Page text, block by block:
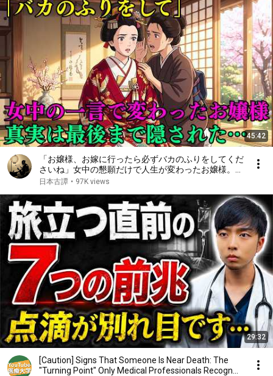
45:42
「お嬢様、お嫁に行ったら必ずバカのふりをしてくだ
さいね」女中の懇願だけで人生が変わったお嬢様。そ
して女中が最後まで隠した真実…|昔話|説話|野談|時代
日本古譚 • 97K views
29:32
[Caution] Signs That Someone Is Near Death: The
"Turning Point" Only Medical Professionals Recogn...